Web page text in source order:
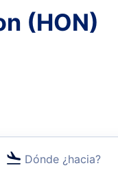
(HON)
Dónde ¿hacia?